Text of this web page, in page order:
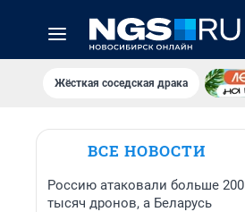
Жёсткая соседская драка
ВСЕ НОВОСТИ
Россию атаковали больше 200
тысяч дронов, а Беларусь